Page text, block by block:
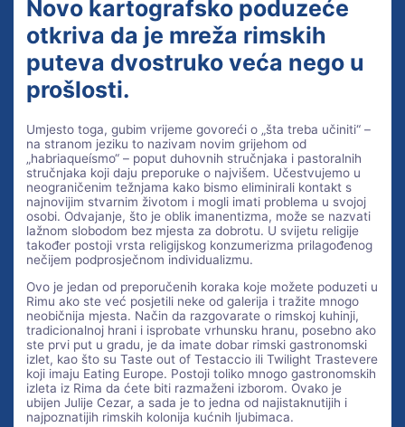
Novo kartografsko poduzeće
otkriva da je mreža rimskih
puteva dvostruko veća nego u
prošlosti.
Umjesto toga, gubim vrijeme govoreći o „šta treba učiniti“ –
na stranom jeziku to nazivam novim grijehom od
„habriaqueísmo“ – poput duhovnih stručnjaka i pastoralnih
stručnjaka koji daju preporuke o najvišem. Učestvujemo u
neograničenim težnjama kako bismo eliminirali kontakt s
najnovijim stvarnim životom i mogli imati problema u svojoj
osobi. Odvajanje, što je oblik imanentizma, može se nazvati
lažnom slobodom bez mjesta za dobrotu. U svijetu religije
također postoji vrsta religijskog konzumerizma prilagođenog
nečijem podprosječnom individualizmu.
Ovo je jedan od preporučenih koraka koje možete poduzeti u
Rimu ako ste već posjetili neke od galerija i tražite mnogo
neobičnija mjesta. Način da razgovarate o rimskoj kuhinji,
tradicionalnoj hrani i isprobate vrhunsku hranu, posebno ako
ste prvi put u gradu, je da imate dobar rimski gastronomski
izlet, kao što su Taste out of Testaccio ili Twilight Trastevere
koji imaju Eating Europe. Postoji toliko mnogo gastronomskih
izleta iz Rima da ćete biti razmaženi izborom. Ovako je
ubijen Julije Cezar, a sada je to jedna od najistaknutijih i
najpoznatijih rimskih kolonija kućnih ljubimaca.